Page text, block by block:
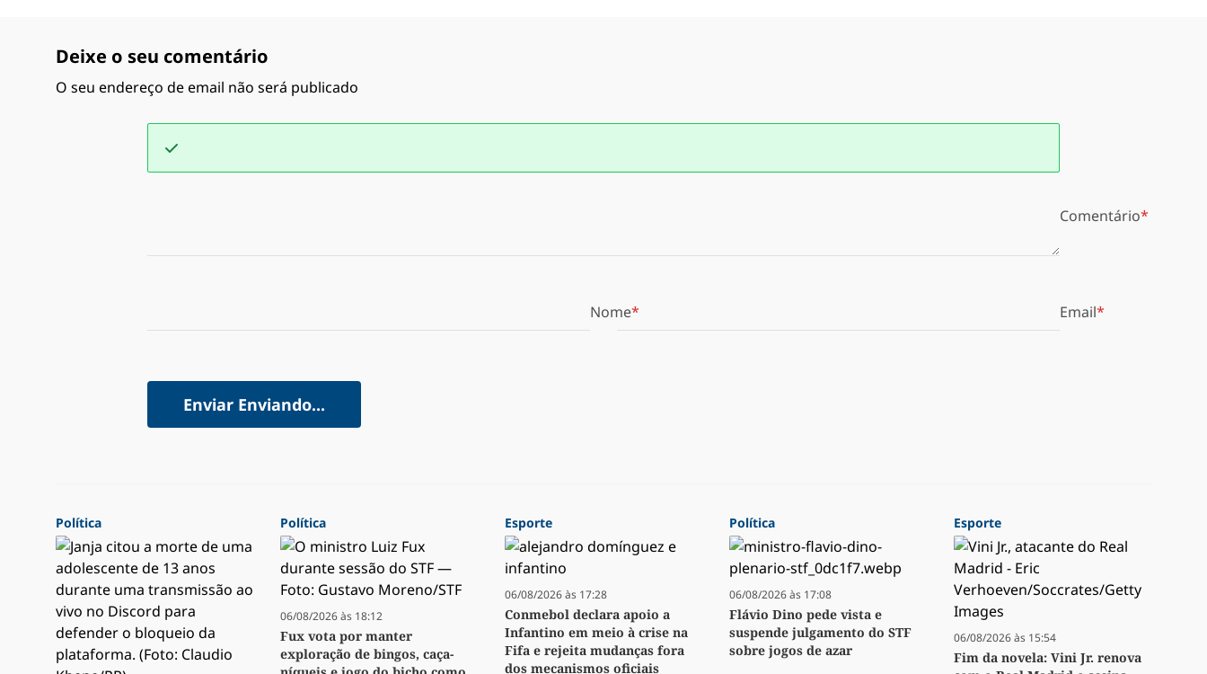
Deixe o seu comentário
O seu endereço de email não será publicado
Comentário
Nome Email
Enviar Enviando...
Política Política
06/08/2026 às 18:12
Fux vota por manter
exploração de bingos, caça-
Esporte
06/08/2026 às 17:28
Conmebol declara apoio a
Infantino em meio à crise na
Fifa e rejeita mudanças fora
dos mecanismos oficiais
Política
06/08/2026 às 17:08
Flávio Dino pede vista e
suspende julgamento do STF
sobre jogos de azar
Esporte
06/08/2026 às 15:54
Fim da novela: Vini Jr. renova